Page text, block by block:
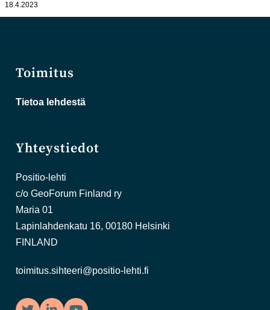
18.4.2023
Toimitus
Tietoa lehdestä
Yhteystiedot
Positio-lehti
c/o GeoForum Finland ry
Maria 01
Lapinlahdenkatu 16, 00180 Helsinki
FINLAND
toimitus.sihteeri@positio-lehti.fi